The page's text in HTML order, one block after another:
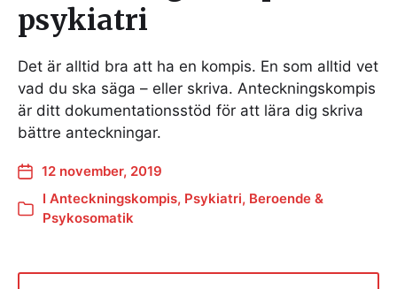
psykiatri
Det är alltid bra att ha en kompis. En som alltid vet
vad du ska säga – eller skriva. Anteckningskompis
är ditt dokumentationsstöd för att lära dig skriva
bättre anteckningar.
12 november, 2019
I Anteckningskompis, Psykiatri, Beroende &
Psykosomatik